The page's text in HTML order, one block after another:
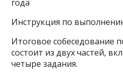
года
Инструкция по
Итоговое собеседование
состоит из двух частей,
четыре задания.